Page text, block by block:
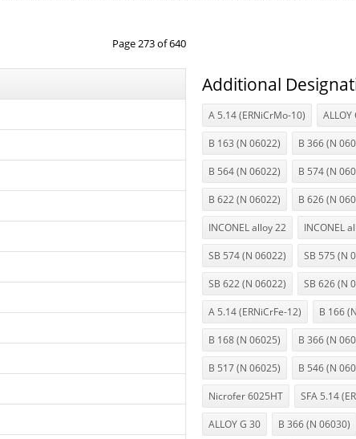
Page 273 of 640
Additional
A 5.14 (ERNiCrMo-10) ALLOY
B 163 (N 06022) B 366 (N
B 564 (N 06022) B 574 (N
B 622 (N 06022) B 626 (N
INCONEL alloy 22 INCONEL
SB 574 (N 06022) SB 575 (N
SB 622 (N 06022) SB 626 (N
A 5.14 (ERNiCrFe-12) B 166
B 168 (N 06025) B 366 (N
B 517 (N 06025) B 546 (N
Nicrofer 6025HT SFA 5.14
ALLOY G 30 B 366 (N 06030)